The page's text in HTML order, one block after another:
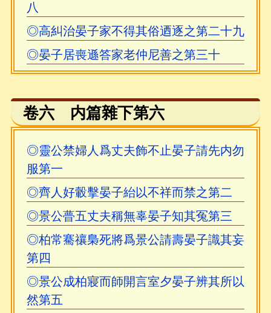
八
◎高糾治晏子家不得其俗迺逐之第二十九
◎晏子居喪遜答家老仲尼善之第三十
卷六 内篇雜下第六
◎靈公禁婦人爲丈夫飾不止晏子請先内勿
服第一
◎齊人好轂擊晏子紿以不祥而禁之第二
◎景公瞢五丈夫稱無辜晏子知其冤第三
◎柏常騫禳梟死將爲景公請壽晏子識其妄
第四
◎景公成柏寢而師開言室夕晏子辨其所以
然第五